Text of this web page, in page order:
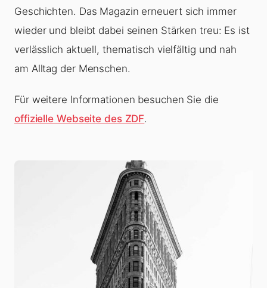
Geschichten. Das Magazin erneuert sich immer
wieder und bleibt dabei seinen Stärken treu: Es ist
verlässlich aktuell, thematisch vielfältig und nah
am Alltag der Menschen.
Für weitere Informationen besuchen Sie die
offizielle Webseite des ZDF.